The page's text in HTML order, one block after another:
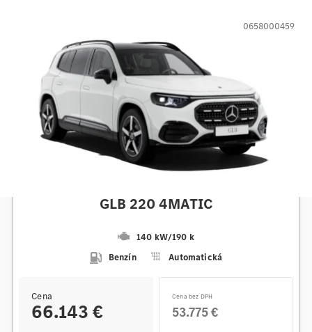
GLB 220 4MATIC
140 kW/190 k
Benzín
Automatická
0658000459
Cena
66.143 €
Cena bez DPH
53.775 €